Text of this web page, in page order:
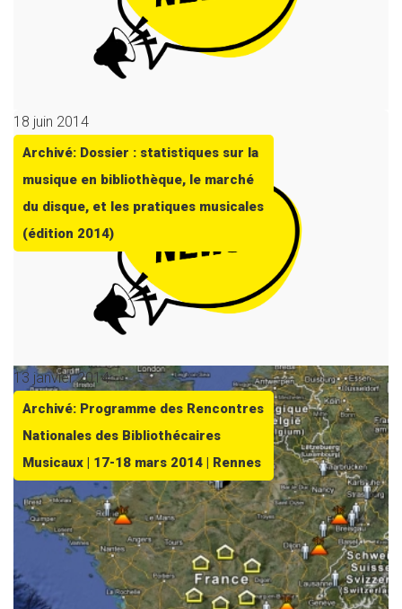
18 juin 2014
Archivé: Dossier : statistiques sur la
musique en bibliothèque, le marché
du disque, et les pratiques musicales
(édition 2014)
13 janvier 2014
Archivé: Programme des Rencontres
Nationales des Bibliothécaires
Musicaux | 17-18 mars 2014 | Rennes